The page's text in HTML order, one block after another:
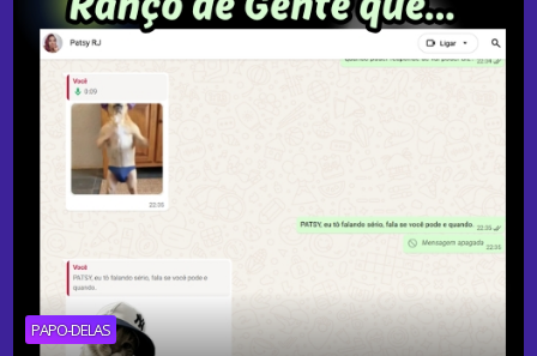
PAPO-DELAS